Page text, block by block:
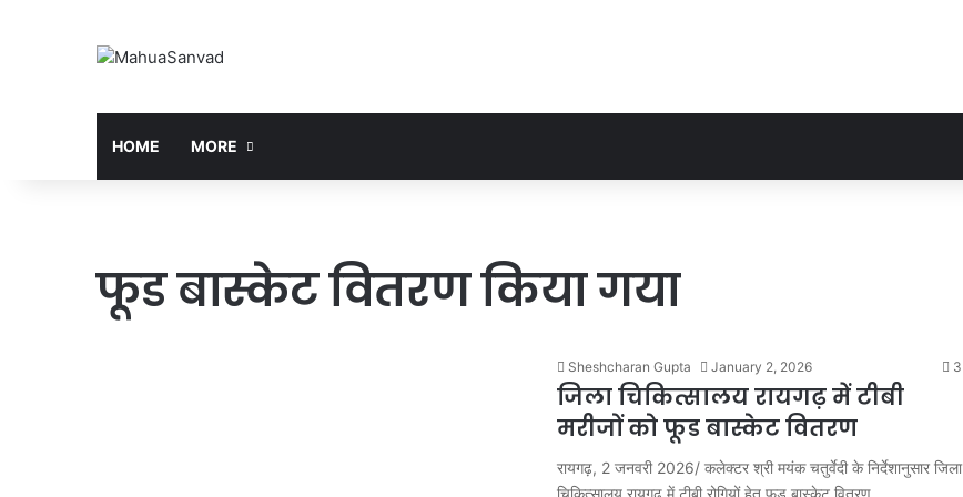
HOME MORE
फूड बास्केट वितरण किया गया
Sheshcharan Gupta January 2, 2026 3
जिला चिकित्सालय रायगढ़ में टीबी
मरीजों को फूड बास्केट वितरण
रायगढ़, 2 जनवरी 2026/ कलेक्टर श्री मयंक चतुर्वेदी के निर्देशानुसार जिला